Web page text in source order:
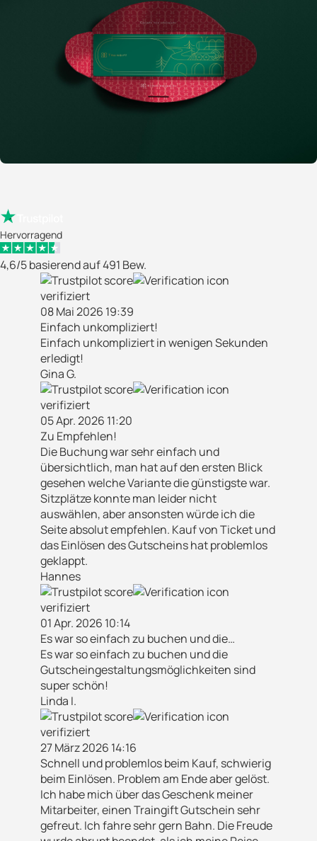
Hervorragend
4,6/5 basierend auf 491 Bew.
verifiziert
08 Mai 2026 19:39
Einfach unkompliziert!
Einfach unkompliziert in wenigen Sekunden
erledigt!
Gina G.
verifiziert
05 Apr. 2026 11:20
Zu Empfehlen!
Die Buchung war sehr einfach und
übersichtlich, man hat auf den ersten Blick
gesehen welche Variante die günstigste war.
Sitzplätze konnte man leider nicht
auswählen, aber ansonsten würde ich die
Seite absolut empfehlen. Kauf von Ticket und
das Einlösen des Gutscheins hat problemlos
geklappt.
Hannes
verifiziert
01 Apr. 2026 10:14
Es war so einfach zu buchen und die…
Es war so einfach zu buchen und die
Gutscheingestaltungsmöglichkeiten sind
super schön!
Linda I.
verifiziert
27 März 2026 14:16
Schnell und problemlos beim Kauf, schwierig
beim Einlösen. Problem am Ende aber gelöst.
Ich habe mich über das Geschenk meiner
Mitarbeiter, einen Traingift Gutschein sehr
gefreut. Ich fahre sehr gern Bahn. Die Freude